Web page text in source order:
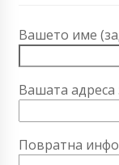
Вашето име
Вашата
Повратна